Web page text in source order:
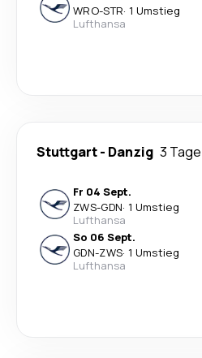
WRO-STR· 1 Umstieg
Lufthansa
Stuttgart- Danzig 3 Tage
Fr 04 Sept.
ZWS-GDN· 1 Umstieg
Lufthansa
So 06 Sept.
GDN-ZWS· 1 Umstieg
Lufthansa